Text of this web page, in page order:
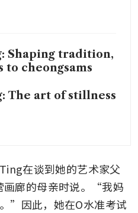
Shaping tradition,
to cheongsams
The art of stillness
在谈到她的艺术家父
廊的母亲时说。“我妈
”因此，她在O水准考试